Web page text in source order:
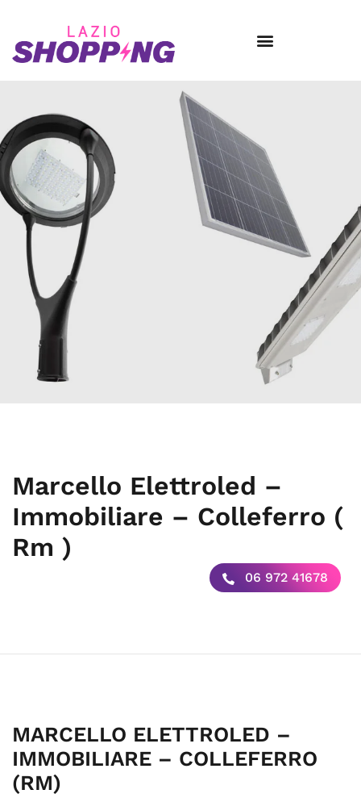
Marcello Elettroled –
Immobiliare – Colleferro (
Rm )
06 972 41678
MARCELLO ELETTROLED –
IMMOBILIARE – COLLEFERRO
(RM)